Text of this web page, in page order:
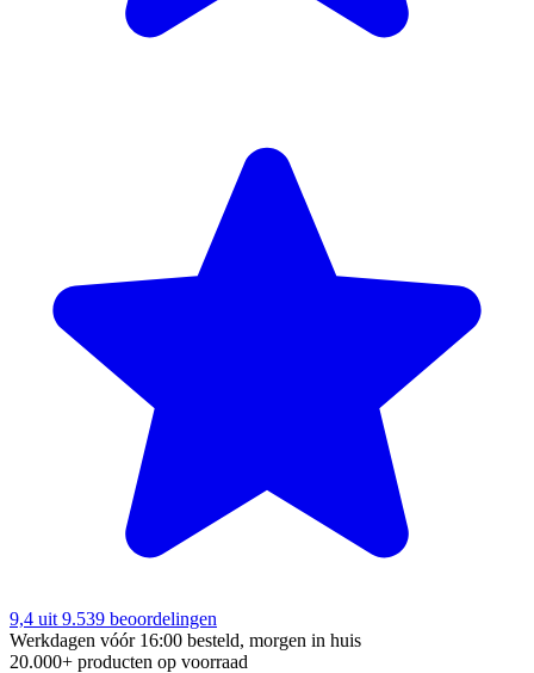
9,4 uit 9.539 beoordelingen
Werkdagen vóór 16:00 besteld, morgen in huis
20.000+ producten op voorraad